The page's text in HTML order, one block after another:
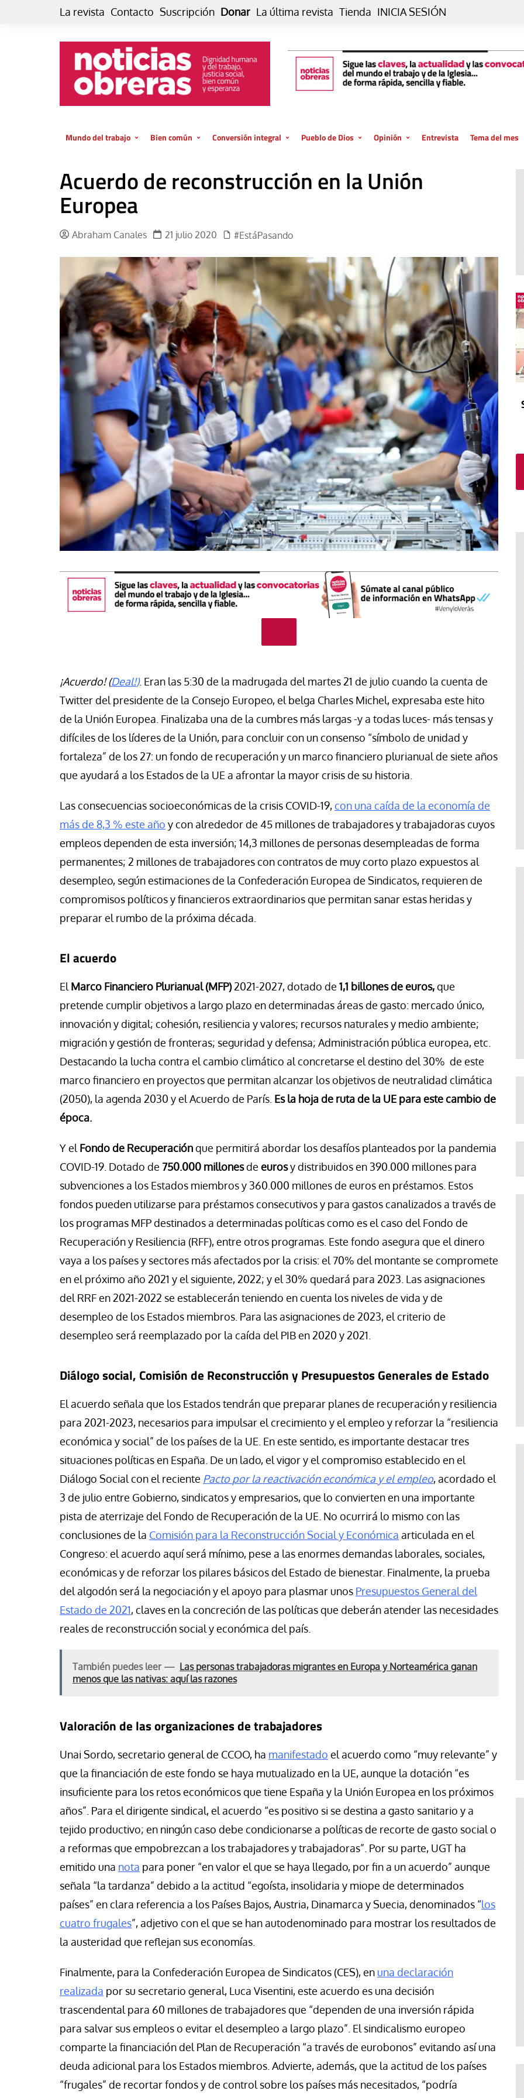
La revista Contacto Suscripción Donar La última revista Tienda INICIA SESIÓN
Mundo del trabajo
El trabajo es para la vida
GlobalizAcción
MMTC
Laboral
La mundialización
El amor en el mundo
Los empobrecidos por el
mundo
Radio — Mundo obrero hoy
Vidas precarias
Bien común
Economía
Conversión integral
de vida… es posible
El cuidado de la creación
Cultura
Libro
Cine
Dos minutos
Aplicaciones
Música
Poesía
Relato
Pueblo de Dios
La oración de cada día
El atrio
In memoriam
Opinión
Blog De paso…
Viñeta
Tribuna
Blog Sembrando sueños,
recogiendo humanidad
Blog Mensajes guardados
La columna
Entrevista Tema del mes
Acuerdo de reconstrucción en la Unión
Europea
Abraham Canales 21 julio 2020 #EstáPasando
¡Acuerdo! (Deal!). Eran las 5:30 de la madrugada del martes 21 de julio cuando la cuenta de
Twitter del presidente de la Consejo Europeo, el belga Charles Michel, expresaba este hito
de la Unión Europea. Finalizaba una de la cumbres más largas -y a todas luces- más tensas y
difíciles de los líderes de la Unión, para concluir con un consenso “símbolo de unidad y
fortaleza” de los 27: un fondo de recuperación y un marco financiero plurianual de siete años
que ayudará a los Estados de la UE a afrontar la mayor crisis de su historia.
Las consecuencias socioeconómicas de la crisis COVID-19,con una caída de la economía de
más de 8,3 % este año y conalrededor de 45 millones de trabajadores y trabajadoras cuyos
empleos dependen de esta inversión; 14,3 millones de personas desempleadas de forma
permanentes; 2 millones de trabajadores con contratos de muy corto plazo expuestos al
desempleo, según estimaciones de la Confederación Europea de Sindicatos, requieren de
compromisos políticos y financieros extraordinarios que permitan sanar estas heridas y
preparar el rumbo de la próxima década.
El acuerdo
El Marco Financiero Plurianual (MFP)2021-2027, dotado de 1,1 billones de euros,que
pretende cumplir objetivos a largo plazo en determinadas áreas de gasto: mercado único,
innovación y digital; cohesión, resiliencia y valores; recursos naturales y medio ambiente;
migración y gestión de fronteras; seguridad y defensa; Administración pública europea, etc.
Destacando la lucha contra el cambio climático al concretarse el destino del 30% de este
marco financiero en proyectos que permitan alcanzar los objetivos de neutralidad climática
(2050), la agenda 2030 y el Acuerdo de París. Es la hoja de ruta de la UE para este cambio de
época.
Y el Fondo de Recuperaciónque permitirá abordar los desafíos planteados por la pandemia
COVID-19. Dotado de 750.000 millonesde eurosy distribuidos en 390.000 millones para
subvenciones a los Estados miembros y 360.000 millones de euros en préstamos. Estos
fondos pueden utilizarse para préstamos consecutivos y para gastos canalizados a través de
los programas MFP destinados a determinadas políticas como es el caso del Fondo de
Recuperación y Resiliencia (RFF), entre otros programas. Este fondo asegura que el dinero
vaya a los países y sectores más afectados por la crisis: el 70% del montante se compromete
en el próximo año 2021 y el siguiente, 2022; y el 30% quedará para 2023. Las asignaciones
del RRF en 2021-2022 se establecerán teniendo en cuenta los niveles de vida y de
desempleo de los Estados miembros. Para las asignaciones de 2023, el criterio de
desempleo será reemplazado por la caída del PIB en 2020 y 2021.
Diálogo social, Comisión de Reconstrucción y Presupuestos Generales de Estado
El acuerdo señala que los Estados tendrán que preparar planes de recuperación y resiliencia
para 2021-2023, necesarios para impulsar el crecimiento y el empleo y reforzar la “resiliencia
económica y social” de los países de la UE. En este sentido, es importante destacar tres
situaciones políticas en España. De un lado, el vigor y el compromiso establecido en el
Diálogo Social con el reciente Pactopor la reactivación económica y el empleo, acordado el
3 de julio entre Gobierno, sindicatos y empresarios, que lo convierten en una importante
pista de aterrizaje del Fondo de Recuperación de la UE. No ocurrirá lo mismo con las
conclusiones de la Comisión para la Reconstrucción Social y Económica articulada en el
Congreso: el acuerdo aquí será mínimo, pese a las enormes demandas laborales, sociales,
económicas y de reforzar los pilares básicos del Estado de bienestar. Finalmente, la prueba
del algodón será la negociación y el apoyo para plasmar unos Presupuestos General del
Estado de 2021, claves en la concreción de las políticas que deberán atender las necesidades
reales de reconstrucción social y económica del país.
También puedes leer — Las personas trabajadoras migrantes en Europa y Norteamérica ganan
menos que las nativas: aquí las razones
Valoración de las organizaciones de trabajadores
Unai Sordo, secretario general de CCOO, ha manifestado el acuerdo como “muy relevante” y
que la financiación de este fondo se haya mutualizado en la UE, aunque la dotación “es
insuficiente para los retos económicos que tiene España y la Unión Europea en los próximos
años”. Para el dirigente sindical, el acuerdo “es positivo si se destina a gasto sanitario y a
tejido productivo; en ningún caso debe condicionarse a políticas de recorte de gasto social o
a reformas que empobrezcan a los trabajadores y trabajadoras”. Por su parte, UGT ha
emitido una nota para poner “en valor el que se haya llegado, por fin a un acuerdo” aunque
señala “la tardanza” debido a la actitud “egoísta, insolidaria y miope de determinados
países” en clara referencia a los Países Bajos, Austria, Dinamarca y Suecia, denominados “los
cuatro frugales”, adjetivo con el que se han autodenominado para mostrar los resultados de
la austeridad que reflejan sus economías.
Finalmente, para la Confederación Europea de Sindicatos (CES), en una declaración
realizada por su secretario general, Luca Visentini, este acuerdo es una decisión
trascendental para 60 millones de trabajadores que “dependen de una inversión rápida
para salvar sus empleos o evitar el desempleo a largo plazo”. El sindicalismo europeo
comparte la financiación del Plan de Recuperación “a través de eurobonos” evitando así una
deuda adicional para los Estados miembros. Advierte, además, que la actitud de los países
“frugales” de recortar fondos y de control sobre los países más necesitados, “podría
de los 30 minutos: España
una estrategia para vivir
pueblo con todos los
#EstáPasando
León XIV anima a ser “artífices de
paz”
Libro Revista de Verano
Potencia transformadora de la
dulzura y la paz